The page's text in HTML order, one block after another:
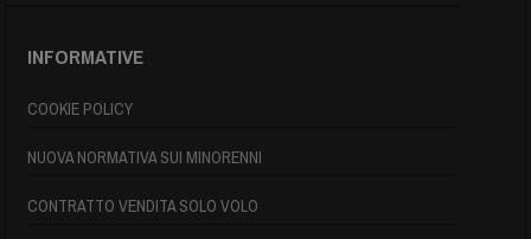
INFORMATIVE
COOKIE POLICY
NUOVA NORMATIVA SUI MINORENNI
CONTRATTO VENDITA SOLO VOLO